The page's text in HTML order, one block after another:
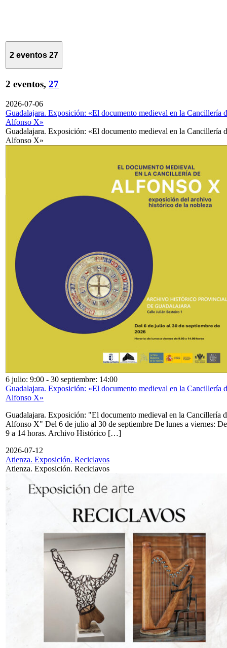
2 eventos 27
2 eventos, 27
2026-07-06
Guadalajara. Exposición: «El documento medieval en la Cancillería
Alfonso X»
Guadalajara. Exposición: «El documento medieval en la Cancillería
Alfonso X»
6 julio: 9:00 - 30 septiembre: 14:00
Guadalajara. Exposición: «El documento medieval en la Cancillería
Alfonso X»
Guadalajara. Exposición: "El documento medieval en la Cancillería
Alfonso X" Del 6 de julio al 30 de septiembre De lunes a viernes: De
9 a 14 horas. Archivo Histórico […]
2026-07-12
Atienza. Exposición. Reciclavos
Atienza. Exposición. Reciclavos